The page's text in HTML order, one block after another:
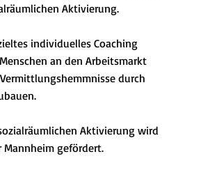
Aktivierung.
individuelles Coaching
an den Arbeitsmarkt
durch
Aktivierung wird
Mannheim gefördert.